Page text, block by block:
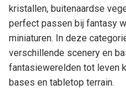
kristallen, buitenaardse
perfect passen bij fantasy
miniaturen. In deze
verschillende scenery en
fantasiewerelden tot leven
bases en tabletop terrain.